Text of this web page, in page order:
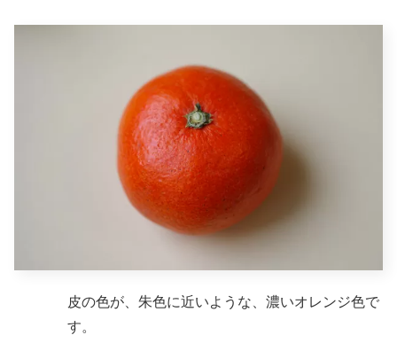
皮の色が、朱色に近いような、濃いオレンジ色で
す。